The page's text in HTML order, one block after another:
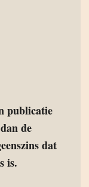
publicatie
de
dat
is.